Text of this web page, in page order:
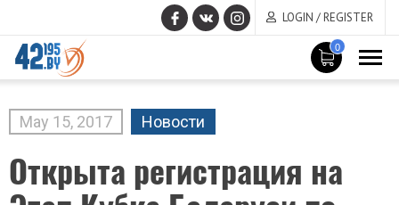
LOGIN / REGISTER
0
MAIN
CONTENT
May 15, 2017 Новости
Открыта регистрация на